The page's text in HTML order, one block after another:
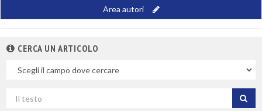
Area autori
CERCA UN ARTICOLO
campo
per